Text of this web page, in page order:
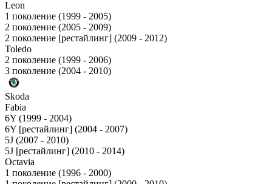
Leon
1 поколение (1999 - 2005)
2 поколение (2005 - 2009)
2 поколение [рестайлинг] (2009 - 2012)
Toledo
2 поколение (1999 - 2006)
3 поколение (2004 - 2010)
Skoda
Fabia
6Y (1999 - 2004)
6Y [рестайлинг] (2004 - 2007)
5J (2007 - 2010)
5J [рестайлинг] (2010 - 2014)
Octavia
1 поколение (1996 - 2000)